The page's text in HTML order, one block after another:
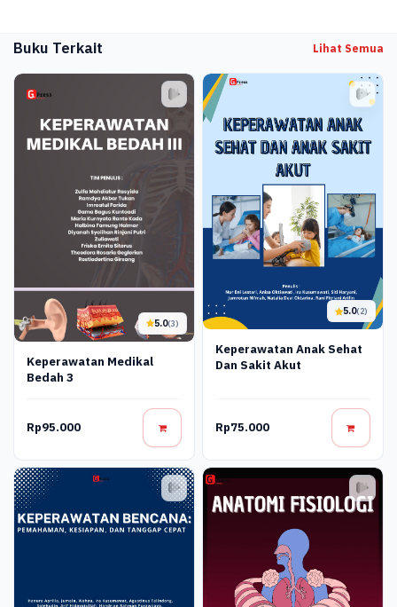
Buku Terkait Lihat Semua
5.0(3)
Keperawatan Medikal
Bedah 3
Rp95.000
5.0(2)
Keperawatan Anak Sehat
Dan Sakit Akut
Rp75.000